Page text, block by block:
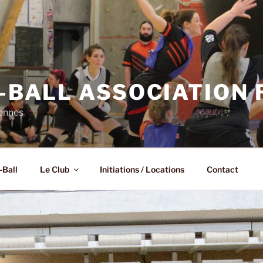
ASSOCIATION
Ball Le Club Initiations / Locations Contact